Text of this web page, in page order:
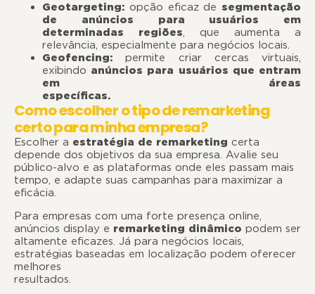
Geotargeting: opção eficaz de segmentação
de anúncios para usuários em
determinadas regiões, que aumenta a
relevância, especialmente para negócios locais.
Geofencing:permite criar cercas virtuais,
exibindo anúncios para usuários que entram
em áreas
específicas.
Como escolher o tipo de remarketing
certo para minha empresa?
Escolher a estratégia de remarketing certa
depende dos objetivos da sua empresa. Avalie seu
público-alvo e as plataformas onde eles passam mais
tempo, e adapte suas campanhas para maximizar a
eficácia.
Para empresas com uma forte presença online,
anúncios display e remarketing dinâmico podem ser
altamente eficazes. Já para negócios locais,
estratégias baseadas em localização podem oferecer
melhores